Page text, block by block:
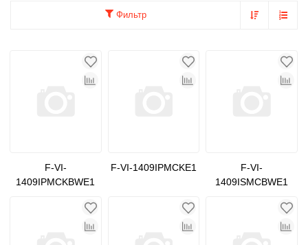
Фильтр
F-VI-
1409IPMCKBWE1
F-VI-1409IPMCKE1
F-VI-
1409ISMCBWE1